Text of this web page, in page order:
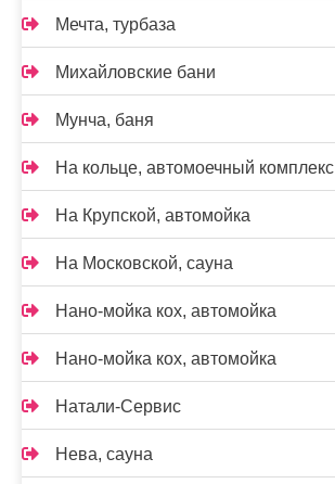
Мечта, турбаза
Михайловские бани
Мунча, баня
На кольце, автомоечный комплекс
На Крупской, автомойка
На Московской, сауна
Нано-мойка кох, автомойка
Нано-мойка кох, автомойка
Натали-Сервис
Нева, сауна